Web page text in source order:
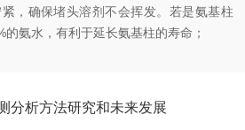
，确保堵头溶剂不会挥发。若是氨基柱
氨水，有利于延长氨基柱的寿命；
分析方法研究和未来发展